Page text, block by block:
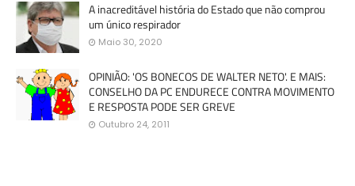
A inacreditável história do Estado que não comprou
um único respirador
Maio 30, 2020
OPINIÃO: 'OS BONECOS DE WALTER NETO'. E MAIS:
CONSELHO DA PC ENDURECE CONTRA MOVIMENTO
E RESPOSTA PODE SER GREVE
Outubro 24, 2011